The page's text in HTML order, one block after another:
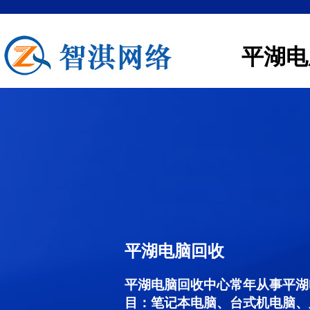
平湖
平湖电脑回收
平湖电脑回收中心常年从事平
目：笔记本电脑、台式机电脑